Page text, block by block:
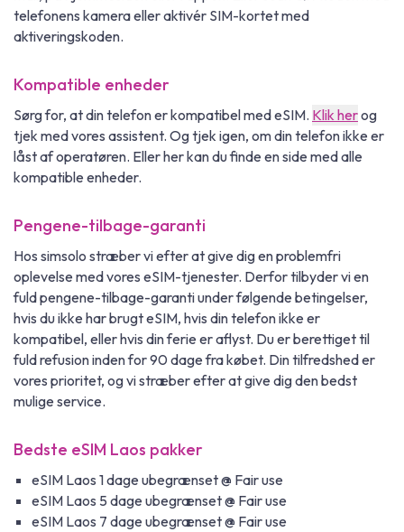
telefonens kamera eller aktivér SIM-kortet med
aktiveringskoden.
Kompatible enheder
Sørg for, at din telefon er kompatibel med eSIM. Klik herog
tjek med vores assistent. Og tjek igen, om din telefon ikke er
låst af operatøren. Eller her kan du finde en side med alle
kompatible enheder.
Pengene-tilbage-garanti
Hos simsolo stræber vi efter at give dig en problemfri
oplevelse med vores eSIM-tjenester. Derfor tilbyder vi en
fuld pengene-tilbage-garanti under følgende betingelser,
hvis du ikke har brugt eSIM, hvis din telefon ikke er
kompatibel, eller hvis din ferie er aflyst. Du er berettiget til
fuld refusion inden for 90 dage fra købet. Din tilfredshed er
vores prioritet, og vi stræber efter at give dig den bedst
mulige service.
Bedste eSIM Laos pakker
eSIM Laos 1 dage ubegrænset @ Fair use
eSIM Laos 5 dage ubegrænset @ Fair use
eSIM Laos 7 dage ubegrænset @ Fair use